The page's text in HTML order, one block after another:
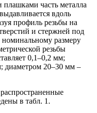
часть металла
вдоль
профиль резьбы на
и стержней под
номинальному размеру
резьбы
0,1–0,2 мм;
диаметром 20–30 мм –
в табл. 1.